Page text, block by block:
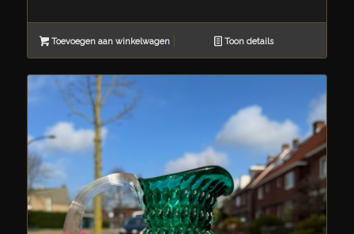
Toevoegen aan winkelwagen Toon details